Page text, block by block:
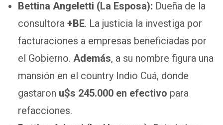
Bettina Angeletti (La Esposa): Dueña de la
consultora +BE. La justicia la investiga por
facturaciones a empresas beneficiadas por
el Gobierno. Además, a su nombre figura una
mansión en el country Indio Cuá, donde
gastaron u$s 245.000 en efectivo para
refacciones.